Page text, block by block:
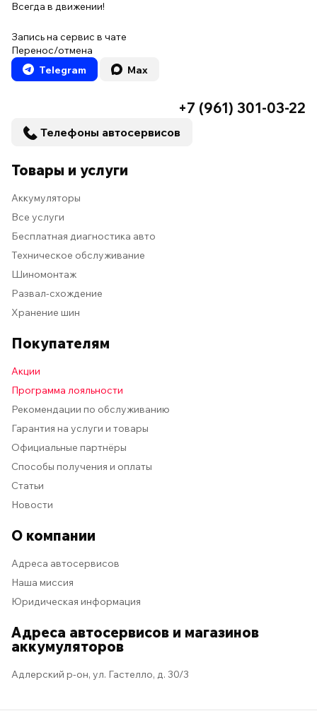
Всегда в движении!
Запись на сервис в чате
Перенос/отмена
Telegram
Max
+7 (961) 301-03-22
Телефоны автосервисов
Товары и услуги
Аккумуляторы
Все услуги
Бесплатная диагностика авто
Техническое обслуживание
Шиномонтаж
Развал-схождение
Хранение шин
Покупателям
Акции
Программа лояльности
Рекомендации по обслуживанию
Гарантия на услуги и товары
Официальные партнёры
Способы получения и оплаты
Статьи
Новости
О компании
Адреса автосервисов
Наша миссия
Юридическая информация
Адреса автосервисов и магазинов
аккумуляторов
Адлерский р-он, ул. Гастелло, д. 30/3